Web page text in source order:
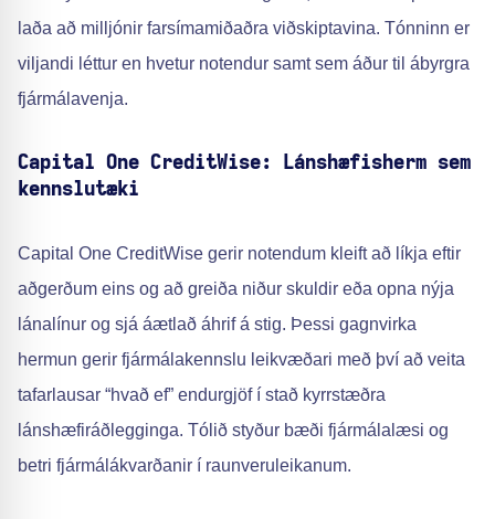
laða að milljónir farsímamiðaðra viðskiptavina. Tónninn er
viljandi léttur en hvetur notendur samt sem áður til ábyrgra
fjármálavenja.
Capital One CreditWise: Lánshæfisherm sem
kennslutæki
Capital One CreditWise gerir notendum kleift að líkja eftir
aðgerðum eins og að greiða niður skuldir eða opna nýja
lánalínur og sjá áætlað áhrif á stig. Þessi gagnvirka
hermun gerir fjármálakennslu leikvæðari með því að veita
tafarlausar “hvað ef” endurgjöf í stað kyrrstæðra
lánshæfiráðlegginga. Tólið styður bæði fjármálalæsi og
betri fjármálákvarðanir í raunveruleikanum.